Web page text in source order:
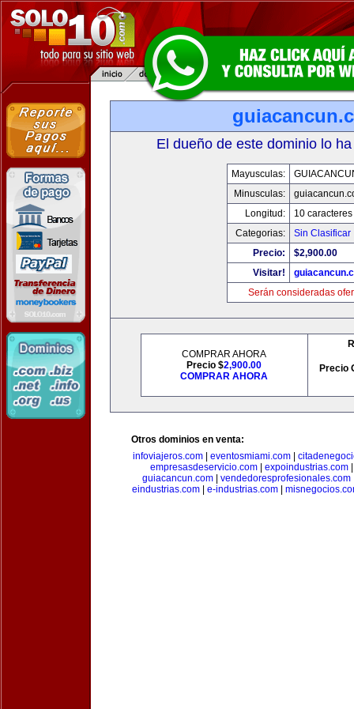
El dueño de este dominio lo
Mayusculas:
Minusculas:
Longitud:
10 caracteres
Categorias:
Sin Clasificar
Precio:
$2,900.00
Visitar!
Serán consideradas
COMPRAR AHORA
Precio $2,900.00
COMPRAR AHORA
Precio
Otros dominios en venta:
infoviajeros.com
eventosmiami.com
empresasdeservicio.com
expoindustrias.com
guiacancun.com| vendedoresprofesionales.com
eindustrias.com
e-industrias.com